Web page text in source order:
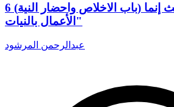
6 (باب الاخلاص واحضار النية) يتبع "شرح حديث إنما
الأعمال بالنيات"
عبدالرحمن المرشود